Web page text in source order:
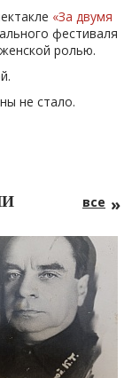
«За двумя
фестиваля
ролью.
не стало.
все